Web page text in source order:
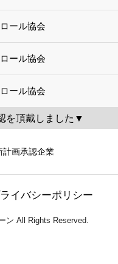
ール協会
ール協会
ール協会
を頂戴しました▼
計画承認企業
イバシーポリシー
ン All Rights Reserved.